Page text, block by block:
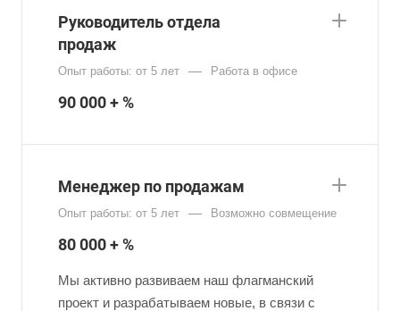
Руководитель отдела
продаж
Опыт работы: от 5 лет — Работа в офисе
90 000 + %
Менеджер по продажам
Опыт работы: от 5 лет — Возможно совмещение
80 000 + %
Мы активно развиваем наш флагманский
проект и разрабатываем новые, в связи с